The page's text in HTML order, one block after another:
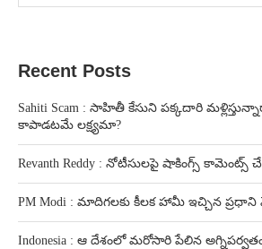
Recent Posts
Sahiti Scam : సాహితీ కేసుని పక్కదారి
కాపాడటమే లక్ష్యమా?
Revanth Reddy : నోటీసులపై షాకింగ్స్ కామెంట్స్
PM Modi : మాదిగలకు కీలక హామీ ఇచ్చిన
Indonesia : ఆ దేశంలో మరోసారి పేలిన